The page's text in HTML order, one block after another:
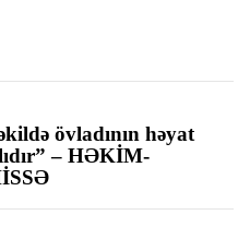
övladının həyat
– HƏKİM-